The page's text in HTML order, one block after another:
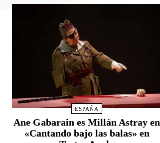
ESPAÑA
Ane Gabarain es Millán Astray en
«Cantando bajo las balas» en